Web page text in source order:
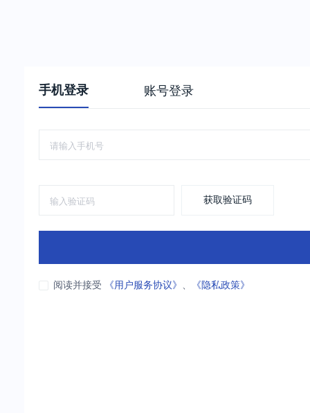
手机登录 账号登录
获取验证码
阅读并接受 《用户服务协议》 、 《隐私政策》